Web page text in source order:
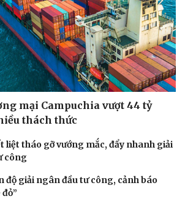
mại Campuchia vượt 44 tỷ
thách thức
liệt tháo gỡ vướng mắc, đẩy nhanh giải
công
độ giải ngân đầu tư công, cảnh báo